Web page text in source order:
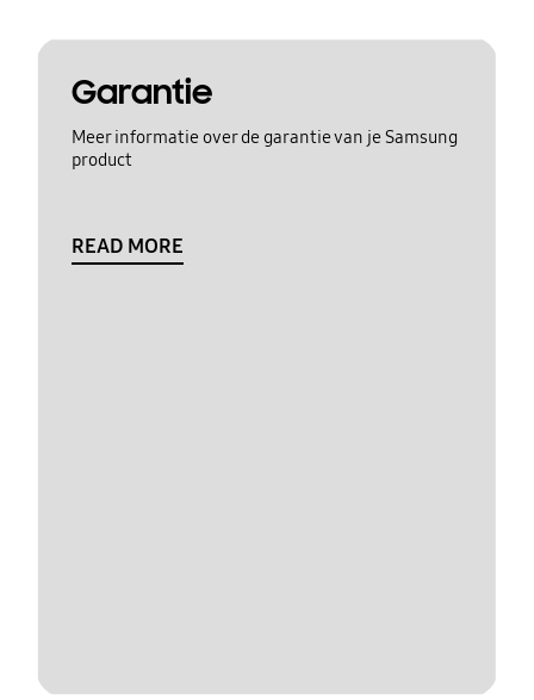
Garantie
Meer informatie over de garantie van je Samsung
product
READ MORE